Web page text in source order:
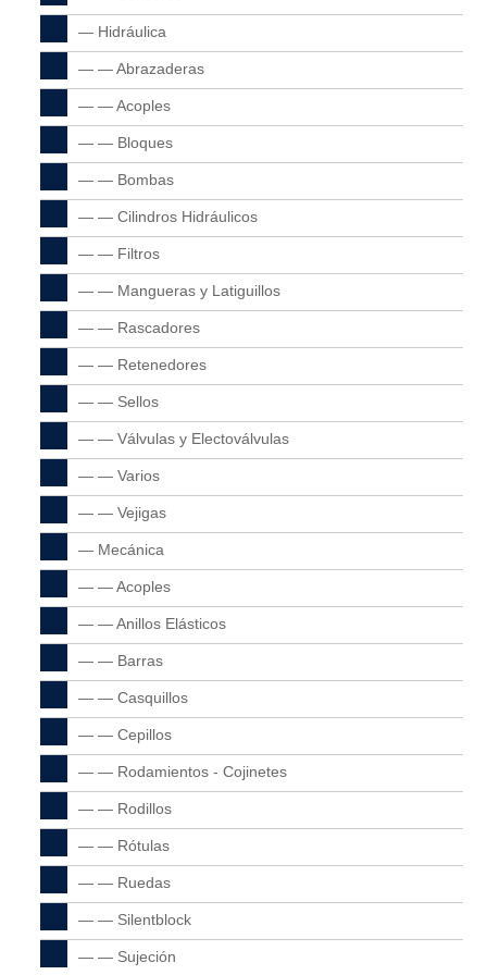
— Hidráulica
— — Abrazaderas
— — Acoples
— — Bloques
— — Bombas
— — Cilindros Hidráulicos
— — Filtros
— — Mangueras y Latiguillos
— — Rascadores
— — Retenedores
— — Sellos
— — Válvulas y Electoválvulas
— — Varios
— — Vejigas
— Mecánica
— — Acoples
— — Anillos Elásticos
— — Barras
— — Casquillos
— — Cepillos
— — Rodamientos - Cojinetes
— — Rodillos
— — Rótulas
— — Ruedas
— — Silentblock
— — Sujeción